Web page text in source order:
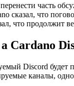
часть
сказал, что
что
Cardano
Discord будет
каналы,